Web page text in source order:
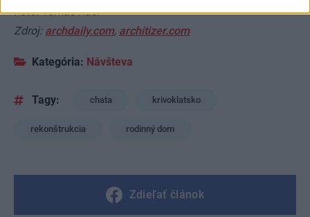
Foto: Tomáš Rasl
Zdroj: archdaily.com, architizer.com
Kategória: Návšteva
Tagy: chata krivoklatsko
rekonštrukcia rodinný dom
Zdieľať článok